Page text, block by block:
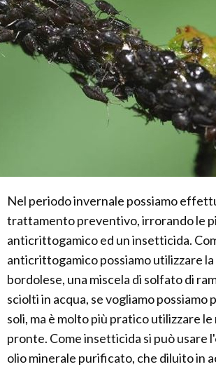
Nel periodo invernale possiamo
trattamento preventivo, irrorando le
anticrittogamico ed un insetticida.
anticrittogamico possiamo utilizzare
bordolese, una miscela di solfato di
sciolti in acqua, se vogliamo possiamo
soli, ma è molto più pratico utilizzare le
pronte. Come insetticida si può usare
olio minerale purificato, che diluito in